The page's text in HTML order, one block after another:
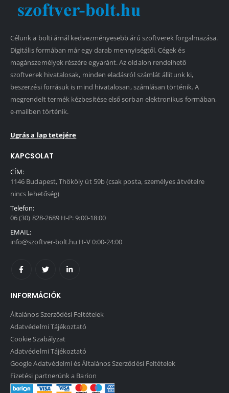
Célunk a bolti árnál kedvezményesebb árú szoftverek forgalmazása.
Digitális formában már egy darab mennyiségtől. Cégek és
magánszemélyek részére egyaránt. Az oldalon rendelhető
szoftverek hivatalosak, minden eladásról számlát állítunk ki,
beszerzési forrásuk is mind hivatalosan, számlásan történik. A
megrendelt termék kézbesítése első sorban elektronikus formában,
e-mailben történik.
Ugrás a lap tetejére
KAPCSOLAT
CÍM:
1146 Budapest, Thököly út 59b (csak posta, személyes átvételre
nincs lehetőség)
Telefon:
06 (30) 828-2689 H-P: 9:00-18:00
EMAIL:
info@szoftver-bolt.hu H-V 0:00-24:00
INFORMÁCIÓK
Általános Szerződési Feltételek
Adatvédelmi Tájékoztató
Cookie Szabályzat
Adatvédelmi Tájékoztató
Google Adatvédelmi és Általános Szerződési Feltételek
Fizetési partnerünk a Barion